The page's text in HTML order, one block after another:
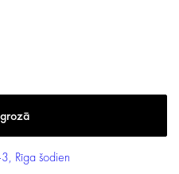
Rīga šodien